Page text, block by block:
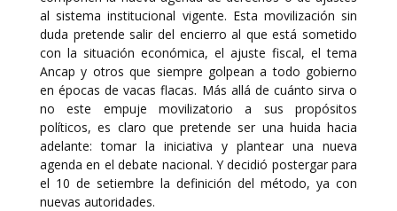
al sistema institucional vigente. Esta movilización sin
duda pretende salir del encierro al que está sometido
con la situación económica, el ajuste fiscal, el tema
Ancap y otros que siempre golpean a todo gobierno
en épocas de vacas flacas. Más allá de cuánto sirva o
no este empuje movilizatorio a sus propósitos
políticos, es claro que pretende ser una huida hacia
adelante: tomar la iniciativa y plantear una nueva
agenda en el debate nacional. Y decidió postergar para
el 10 de setiembre la definición del método, ya con
nuevas autoridades.